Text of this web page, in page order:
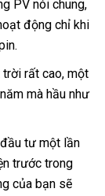
PV nói chung,
động chỉ khi
rất cao, một
mà hầu như
tư một lần
trước trong
của bạn sẽ